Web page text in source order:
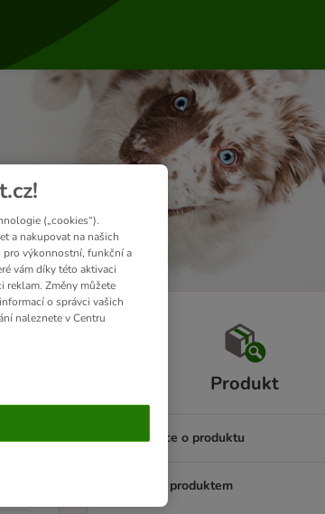
Produkt
Informace o produktu
Potíže s produktem
(„cookies“).
a nakupovat na našich
pro výkonnostní, funkční a
vám díky této aktivaci
reklam. Změny můžete
o správci vašich
naleznete v Centru